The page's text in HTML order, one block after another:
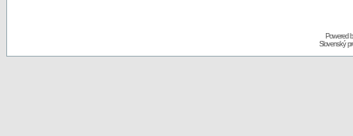
Powered
Slovenský